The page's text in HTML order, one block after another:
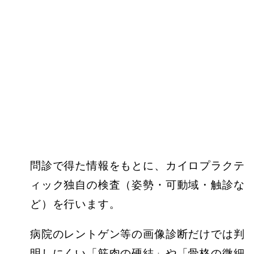
問診で得た情報をもとに、カイロプラクテ
ィック独自の検査（姿勢・可動域・触診な
ど）を行います。
病院のレントゲン等の画像診断だけでは判